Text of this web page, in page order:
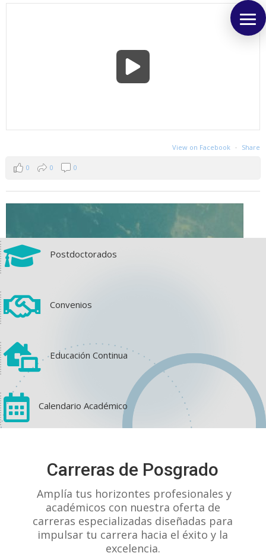
View on Facebook · Share
0 0 0
2 0
 Postdoctorados
 Convenios
 Educación Continua
 Calendario Académico
Carreras de Posgrado
Amplía tus horizontes profesionales y
académicos con nuestra oferta de
carreras especializadas diseñadas para
impulsar tu carrera hacia el éxito y la
excelencia.